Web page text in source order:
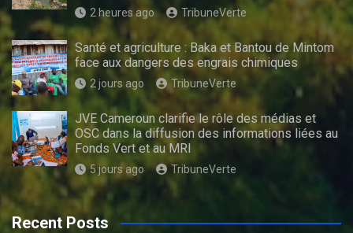
2 heures ago TribuneVerte
Santé et agriculture : Baka et Bantou de Mintom
face aux dangers des engrais chimiques
2 jours ago TribuneVerte
JVE Cameroun clarifie le rôle des médias et
OSC dans la diffusion des informations liées au
Fonds Vert et au MRI
5 jours ago TribuneVerte
Recent Posts